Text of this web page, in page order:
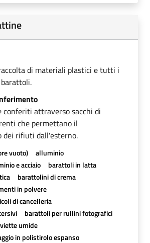
di materiali plastici e tutti i
conferiti attraverso sacchi di
che permettano il
dei rifiuti dall'esterno.
vuoto)
alluminio
e acciaio
barattoli in latta
barattolini di crema
in polvere
di cancelleria
barattoli per rullini fotografici
umide
in polistirolo espanso